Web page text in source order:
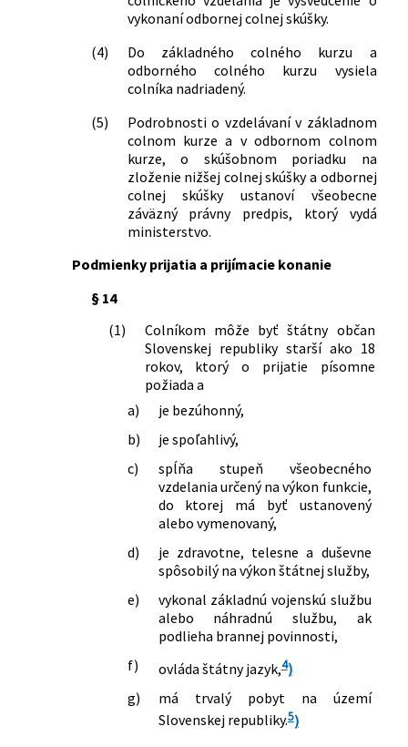
vykonaní odbornej colnej skúšky.
(4)
Do základného colného kurzu a
odborného colného kurzu vysiela
colníka nadriadený.
(5)
Podrobnosti o vzdelávaní v základnom
colnom kurze a v odbornom colnom
kurze, o skúšobnom poriadku na
zloženie nižšej colnej skúšky a odbornej
colnej skúšky ustanoví všeobecne
záväzný právny predpis, ktorý vydá
ministerstvo.
Podmienky prijatia a prijímacie konanie
§ 14
(1)
Colníkom môže byť štátny občan
Slovenskej republiky starší ako 18
rokov, ktorý o prijatie písomne
požiada a
a)
je bezúhonný,
b)
je spoľahlivý,
c)
spĺňa stupeň všeobecného
vzdelania určený na výkon funkcie,
do ktorej má byť ustanovený
alebo vymenovaný,
d)
je zdravotne, telesne a duševne
spôsobilý na výkon štátnej služby,
e)
vykonal základnú vojenskú službu
alebo náhradnú službu, ak
podlieha brannej povinnosti,
f)
ovláda štátny jazyk,4)
g)
má trvalý pobyt na území
Slovenskej republiky.5)